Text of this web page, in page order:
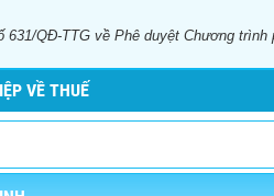
631/QĐ-TTG về Phê duyệt Chương trình
VỀ THUẾ